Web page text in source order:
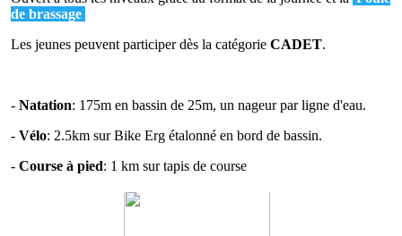
de brassage
Les jeunes peuvent participer dès la catégorie CADET.
- Natation: 175m en bassin de 25m, un nageur par ligne d'eau.
- Vélo: 2.5km sur Bike Erg étalonné en bord de bassin.
- Course à pied: 1 km sur tapis de course